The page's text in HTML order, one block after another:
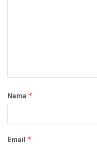
Nama *
Email *